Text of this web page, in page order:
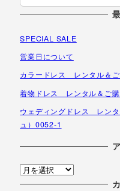
索
SPECIAL SALE
営業日について
カラードレス レンタル＆
着物ドレス レンタル＆ご
ウェディングドレス レン
ュ）0052-1
ア
ー